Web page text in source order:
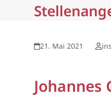
21. Mai 2021